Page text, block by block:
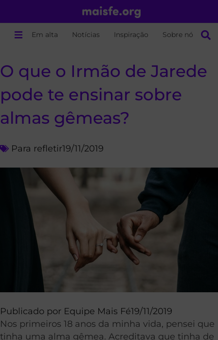
Em alta Notícias Inspiração Sobre nós
O que o Irmão de Jarede
pode te ensinar sobre
almas gêmeas?
Para refletir19/11/2019
Publicado por Equipe Mais Fé19/11/2019
Nos primeiros 18 anos da minha vida, pensei que
tinha uma alma gêmea. Acreditava que tinha de